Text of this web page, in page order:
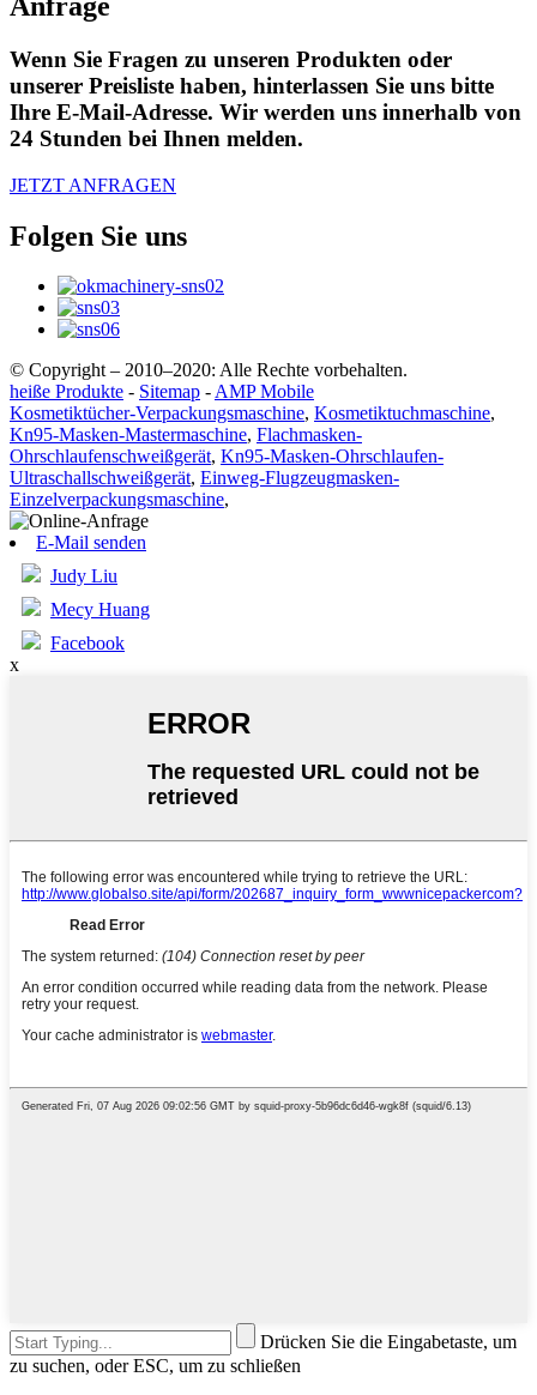
Wenn Sie Fragen zu unseren Produkten oder
unserer Preisliste haben, hinterlassen Sie uns bitte
Ihre E-Mail-Adresse. Wir werden uns innerhalb von
24 Stunden bei Ihnen melden.
JETZT ANFRAGEN
Folgen Sie uns
© Copyright – 2010–2020: Alle Rechte vorbehalten.
heiße Produkte - Sitemap -AMP Mobile
Kosmetiktücher-Verpackungsmaschine, Kosmetiktuchmaschine,
Kn95-Masken-Mastermaschine, Flachmasken-
Ohrschlaufenschweißgerät, Kn95-Masken-Ohrschlaufen-
Ultraschallschweißgerät, Einweg-Flugzeugmasken-
Einzelverpackungsmaschine,
E-Mail senden
Judy Liu
Mecy Huang
Facebook
x
Drücken Sie die Eingabetaste, um
zu suchen, oder ESC, um zu schließen